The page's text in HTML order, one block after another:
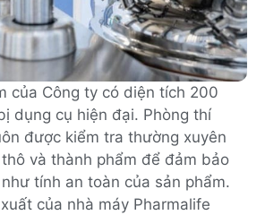
của Công ty có diện tích 200
dụng cụ hiện đại. Phòng thí
được kiểm tra thường xuyên
và thành phẩm để đảm bảo
tính an toàn của sản phẩm.
của nhà máy Pharmalife